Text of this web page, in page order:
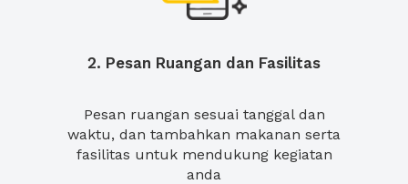
2. Pesan Ruangan dan Fasilitas
Pesan ruangan sesuai tanggal dan
waktu, dan tambahkan makanan serta
fasilitas untuk mendukung kegiatan
anda